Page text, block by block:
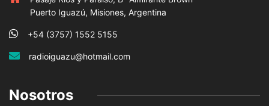
Puerto Iguazú, Misiones, Argentina
+54 (3757) 1552 5155
radioiguazu@hotmail.com
Nosotros